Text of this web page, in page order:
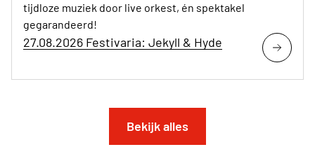
tijdloze muziek door live orkest, én spektakel
gegarandeerd!
27.08.2026 Festivaria: Jekyll & Hyde
Bekijk alles